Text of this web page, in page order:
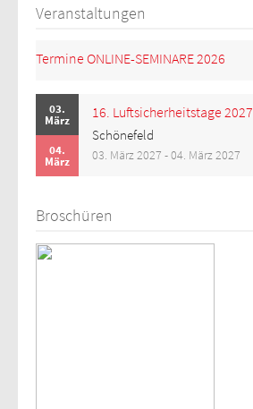
Veranstaltungen
Termine ONLINE-SEMINARE 2026
03.
März
04.
März
16. Luftsicherheitstage 2027
Schönefeld
03. März 2027 - 04. März 2027
Broschüren